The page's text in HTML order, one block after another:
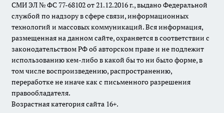
СМИ ЭЛ № ФС 77-68102 от 21.12.2016 г., выдано Федеральной
службой по надзору в сфере связи, информационных
технологий и массовых коммуникаций. Вся информация,
размещенная на данном сайте, охраняется в соответствии с
законодательством РФ об авторском праве и не подлежит
использованию кем-либо в какой бы то ни было форме, в
том числе воспроизведению, распространению,
переработке не иначе как с письменного разрешения
правообладателя.
Возрастная категория сайта 16+.